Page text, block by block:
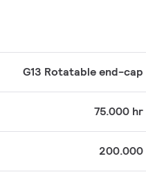
G13 Rotatable end-cap
75.000 hr
200.000